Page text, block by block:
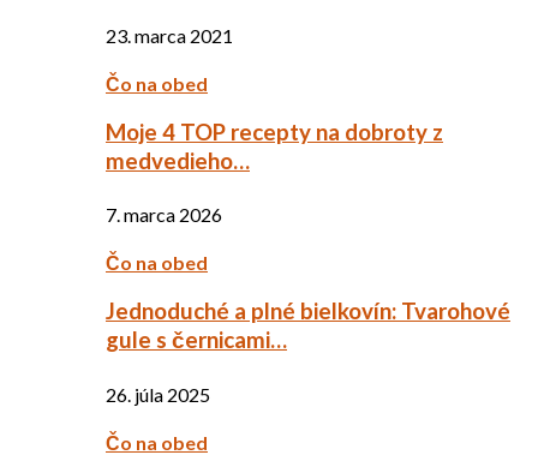
23. marca 2021
Čo na obed
Moje 4 TOP recepty na dobroty z
medvedieho…
7. marca 2026
Čo na obed
Jednoduché a plné bielkovín: Tvarohové
gule s černicami…
26. júla 2025
Čo na obed